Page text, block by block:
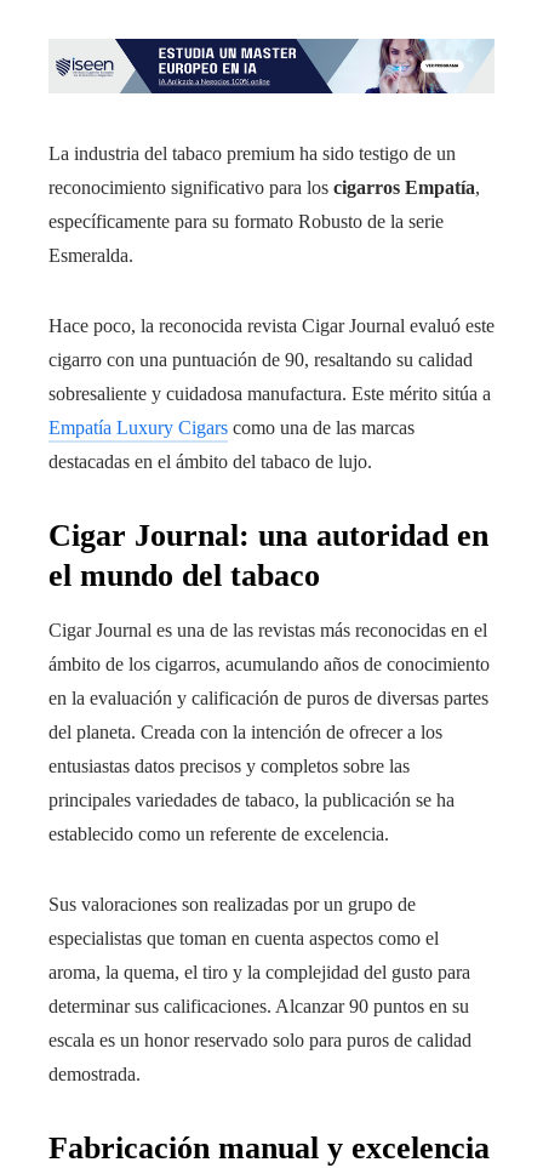
La industria del tabaco premium ha sido testigo de un
reconocimiento significativo para los cigarros Empatía,
específicamente para su formato Robusto de la serie
Esmeralda.
Hace poco, la reconocida revista Cigar Journal evaluó este
cigarro con una puntuación de 90, resaltando su calidad
sobresaliente y cuidadosa manufactura. Este mérito sitúa a
Empatía Luxury Cigars como una de las marcas
destacadas en el ámbito del tabaco de lujo.
Cigar Journal: una autoridad en
el mundo del tabaco
Cigar Journal es una de las revistas más reconocidas en el
ámbito de los cigarros, acumulando años de conocimiento
en la evaluación y calificación de puros de diversas partes
del planeta. Creada con la intención de ofrecer a los
entusiastas datos precisos y completos sobre las
principales variedades de tabaco, la publicación se ha
establecido como un referente de excelencia.
Sus valoraciones son realizadas por un grupo de
especialistas que toman en cuenta aspectos como el
aroma, la quema, el tiro y la complejidad del gusto para
determinar sus calificaciones. Alcanzar 90 puntos en su
escala es un honor reservado solo para puros de calidad
demostrada.
Fabricación manual y excelencia